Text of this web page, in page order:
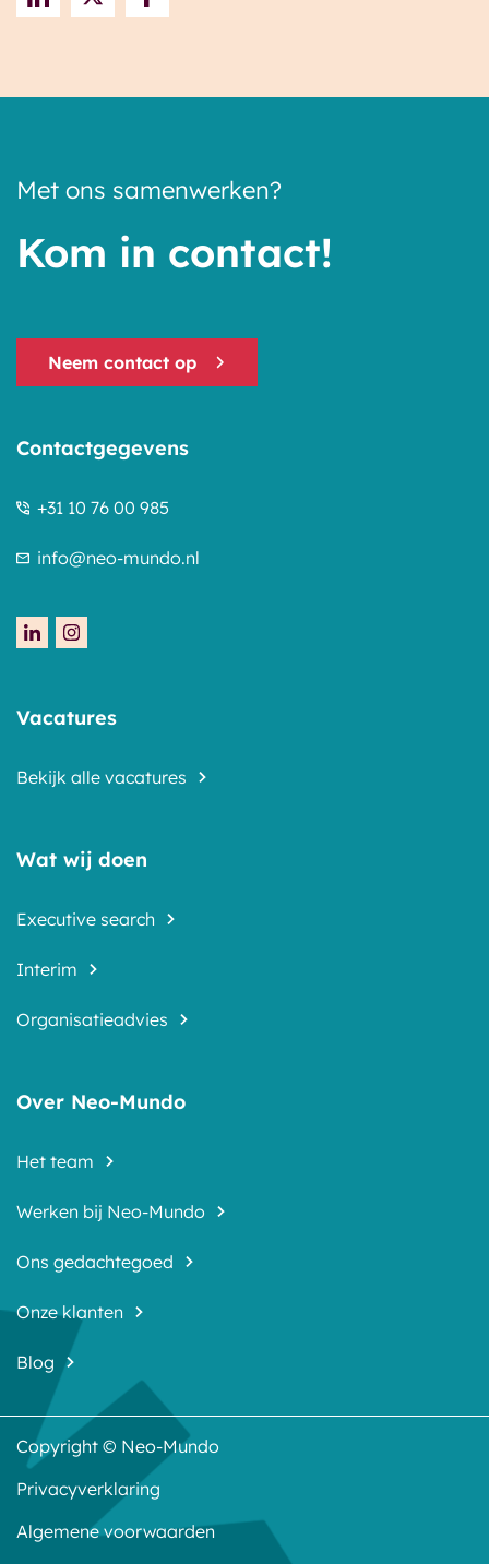
Met ons samenwerken?
Kom in contact!
Neem contact op
Contactgegevens
+31 10 76 00 985
info@neo-mundo.nl
Vacatures
Bekijk alle vacatures
Wat wij doen
Executive search
Interim
Organisatieadvies
Over Neo-Mundo
Het team
Werken bij Neo-Mundo
Ons gedachtegoed
Onze klanten
Blog
Copyright © Neo-Mundo
Privacyverklaring
Algemene voorwaarden